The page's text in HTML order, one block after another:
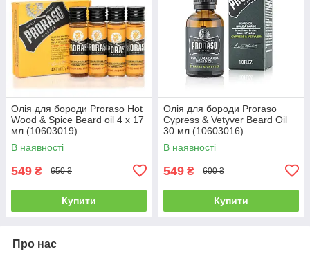
Олія для бороди Proraso Hot
Wood & Spice Beard oil 4 х 17
мл (10603019)
В наявності
549 ₴ 650 ₴
Купити
Олія для бороди Proraso
Cypress & Vetyver Beard Oil
30 мл (10603016)
В наявності
549 ₴ 600 ₴
Купити
Про нас